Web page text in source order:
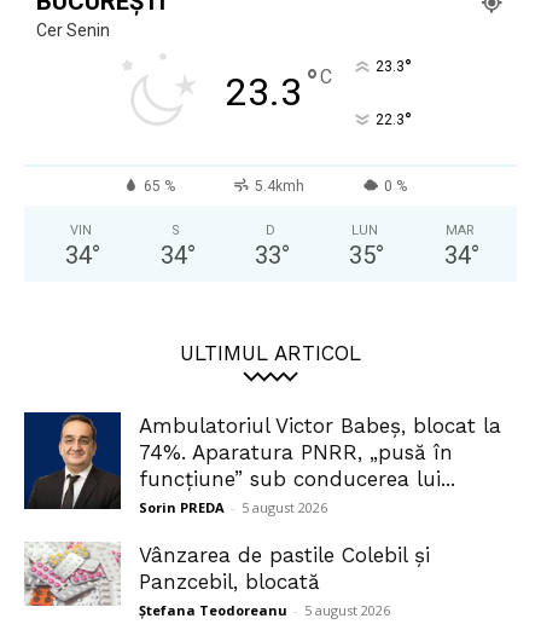
Cer Senin
23.3 °C 23.3°
22.3°
65 % 5.4kmh 0 %
VIN
34°
S
34°
D
33°
LUN
35°
MAR
34°
ULTIMUL ARTICOL
Ambulatoriul Victor Babeș, blocat la
74%. Aparatura PNRR, „pusă în
funcțiune” sub conducerea lui...
Sorin PREDA - 5 august 2026
Vânzarea de pastile Colebil și
Panzcebil, blocată
Ștefana Teodoreanu - 5 august 2026